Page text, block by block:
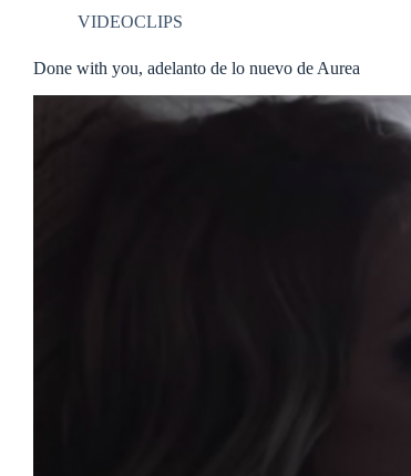
VIDEOCLIPS
Done with you, adelanto de lo nuevo de Aurea